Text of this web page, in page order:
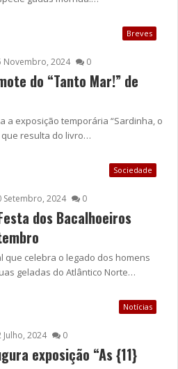
Breves
Novembro, 2024 0
do “Tanto Mar!” de
a exposição temporária “Sardinha, o
que resulta do livro…
Sociedade
Setembro, 2024 0
dos Bacalhoeiros
que celebra o legado dos homens
geladas do Atlântico Norte…
Notícias
Julho, 2024 0
exposição “As {11}